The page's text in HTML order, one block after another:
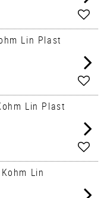
Add
Lin Plast
Add
Lin Plast
Add
Lin